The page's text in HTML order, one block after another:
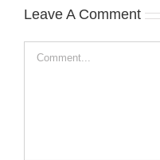
Leave A Comment